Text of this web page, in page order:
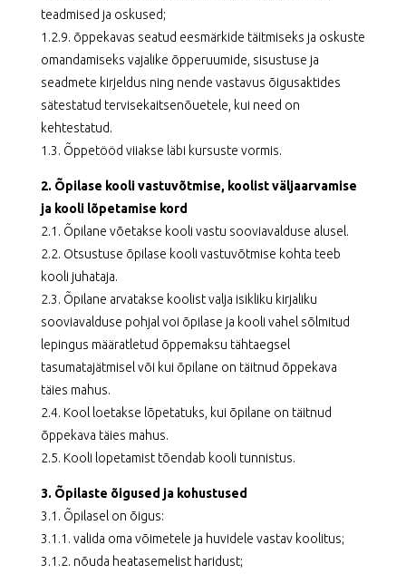
teadmised ja oskused;
1.2.9. õppekavas seatud eesmärkide täitmiseks ja oskuste
omandamiseks vajalike õpperuumide, sisustuse ja
seadmete kirjeldus ning nende vastavus õigusaktides
sätestatud tervisekaitsenõuetele, kui need on
kehtestatud.
1.3. Õppetööd viiakse läbi kursuste vormis.
2. Õpilase kooli vastuvõtmise, koolist väljaarvamise
ja kooli lõpetamise kord
2.1. Õpilane võetakse kooli vastu sooviavalduse alusel.
2.2. Otsustuse õpilase kooli vastuvõtmise kohta teeb
kooli juhataja.
2.3. Õpilane arvatakse koolist valja isikliku kirjaliku
sooviavalduse pohjal voi õpilase ja kooli vahel sõlmitud
lepingus määratletud õppemaksu tähtaegsel
tasumatajätmisel või kui õpilane on täitnud õppekava
täies mahus.
2.4. Kool loetakse lõpetatuks, kui õpilane on täitnud
õppekava täies mahus.
2.5. Kooli lopetamist tõendab kooli tunnistus.
3. Õpilaste õigused ja kohustused
3.1. Õpilasel on õigus:
3.1.1. valida oma võimetele ja huvidele vastav koolitus;
3.1.2. nõuda heatasemelist haridust;